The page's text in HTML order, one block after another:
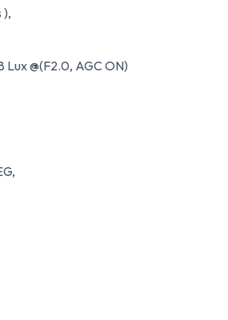
),
Lux @(F2.0, AGC ON)